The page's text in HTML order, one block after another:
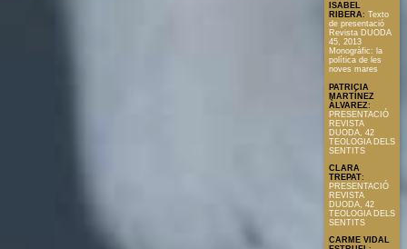
ISABEL
RIBERA: Texto
de presentació
Revista DUODA
45, 2013
Monogràfic: la
política de les
noves mares
PATRICIA
MARTÍNEZ
ÀLVAREZ:
PRESENTACIÓ
REVISTA
DUODA, 42
TEOLOGIA DELS
SENTITS
CLARA
TREPAT:
PRESENTACIÓ
REVISTA
DUODA, 42
TEOLOGIA DELS
SENTITS
CARME VIDAL